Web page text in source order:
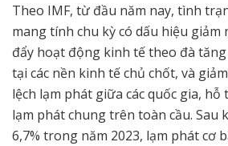
Theo IMF, từ đầu năm nay, tình
mang tính chu kỳ có dấu hiệu giảm
đẩy hoạt động kinh tế theo đà
tại các nền kinh tế chủ chốt, và
lệch lạm phát giữa các quốc gia,
lạm phát chung trên toàn cầu. Sau
6,7% trong năm 2023, lạm phát cơ